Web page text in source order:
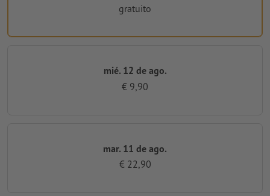
gratuito
mié. 12 de ago.
€ 9,90
mar. 11 de ago.
€ 22,90